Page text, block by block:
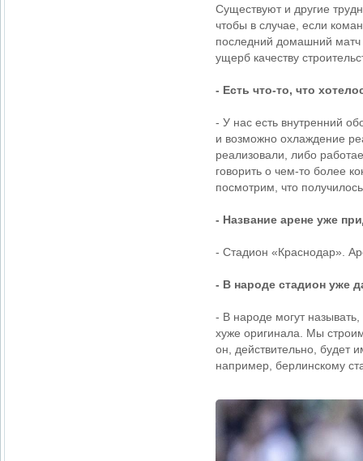
Существуют и другие
чтобы в случае, если
последний домашний матч
ущерб качеству
- Есть что-то, что
- У нас есть внутренний
и возможно охлаждение
реализовали, либо
говорить о чем-то более
посмотрим, что
- Название арене уже
- Стадион «Краснодар».
- В народе стадион уже
- В народе могут называть,
хуже оригинала. Мы
он, действительно, будет
например, берлинскому